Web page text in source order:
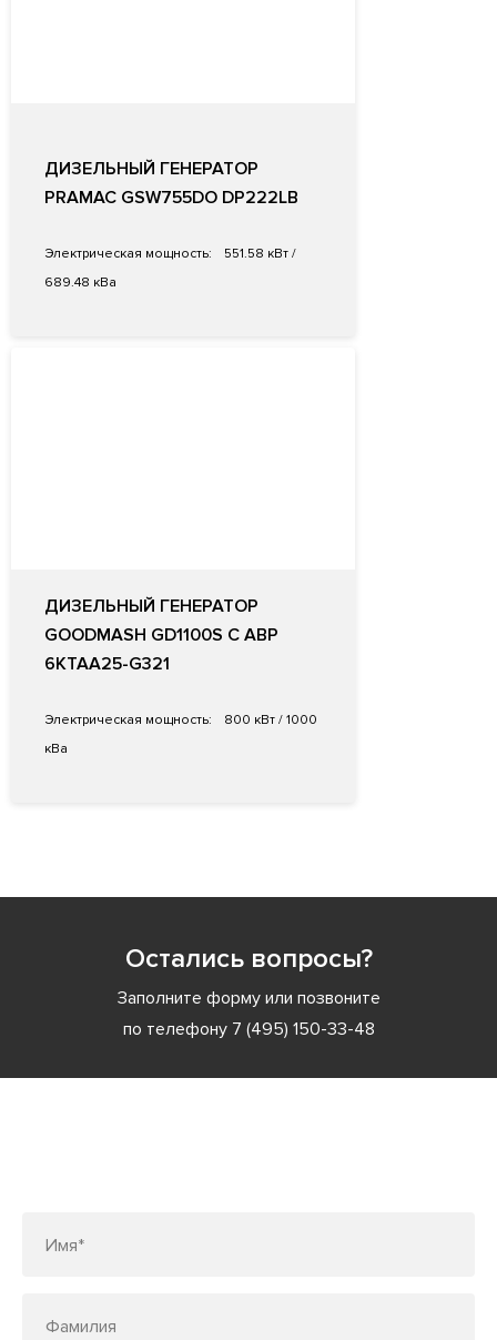
ДИЗЕЛЬНЫЙ ГЕНЕРАТОР
PRAMAC GSW755DO DP222LB
Электрическая мощность:
551.58 кВт /
689.48 кВа
ДИЗЕЛЬНЫЙ ГЕНЕРАТОР
GOODMASH GD1100S С АВР
6KTAA25-G321
Электрическая мощность:
800 кВт / 1000
кВа
Остались вопросы?
Заполните форму или позвоните
по телефону 7 (495) 150-33-48
Имя*
Фамилия